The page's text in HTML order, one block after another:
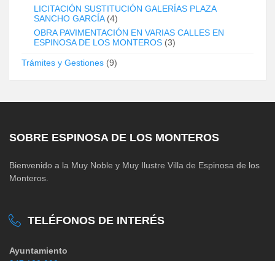
LICITACIÓN SUSTITUCIÓN GALERÍAS PLAZA
SANCHO GARCÍA(4)
OBRA PAVIMENTACIÓN EN VARIAS CALLES EN
ESPINOSA DE LOS MONTEROS (3)
Trámites y Gestiones (9)
SOBRE ESPINOSA DE LOS MONTEROS
Bienvenido a la Muy Noble y Muy Ilustre Villa de Espinosa de los
Monteros.
TELÉFONOS DE INTERÉS
Ayuntamiento